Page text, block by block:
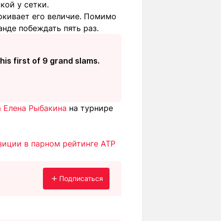
у сетки.
его величие. Помимо
побеждать пять раз.
first of 9 grand slams.
Елена Рыбакина на турнире
в парном рейтинге ATP
Подписаться